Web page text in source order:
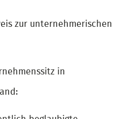
zur unternehmerischen
in